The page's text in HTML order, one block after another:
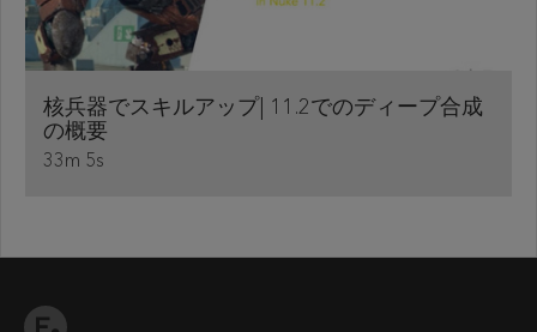
核兵器でスキルアップ| 11.2でのディープ合成
の概要
33m 5s